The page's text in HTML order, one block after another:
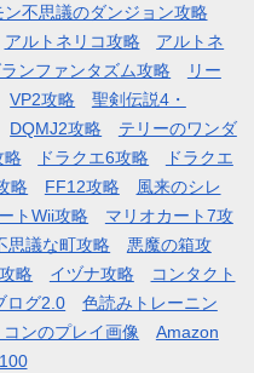
ン不思議のダンジョン攻略
アルトネリコ攻略
アルトネ
ンファンタズム攻略
リー
VP2攻略
聖剣伝説4・
DQMJ2攻略
テリーのワンダ
略 ドラクエ6攻略
ドラクエ
略 FF12攻略
風来のシレ
トWii攻略
マリオカート7攻
思議な町攻略
悪魔の箱攻
略 イヅナ攻略
コンタクト
ログ2.0
色読みトレーニン
コンのプレイ画像
Amazon